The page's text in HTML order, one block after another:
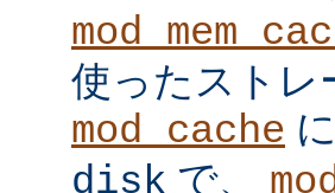
使ったストレ
mod_cache
disk で、